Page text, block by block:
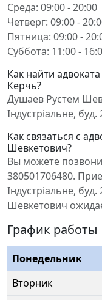
Среда: 09:00 - 20:00
Четверг: 09:00 -
Пятница: 09:00 -
Суббота: 11:00 -
Как найти
Керчь?
Душаев Рустем
Індустріальне, буд.
Как связаться с
Шевкетович?
Вы можете
380501706480.
Індустріальне,
Шевкетович
График работы
Понедельник
Вторник